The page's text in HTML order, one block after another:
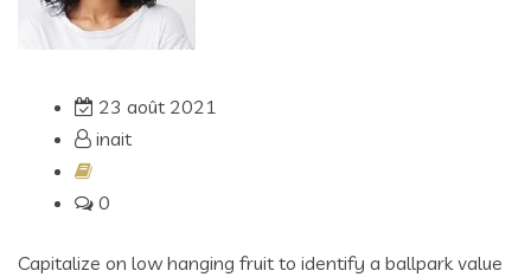
23 août 2021
inait
0
Capitalize on low hanging fruit to identify a ballpark value